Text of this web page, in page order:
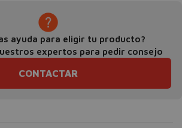
ayuda para eligir tu producto?
expertos para pedir consejo
CONTACTAR